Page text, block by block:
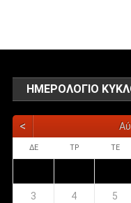
ΗΜΕΡΟΛΌΓΙΟ
<
ΔΕ ΤΡ ΤΕ
3 4 5